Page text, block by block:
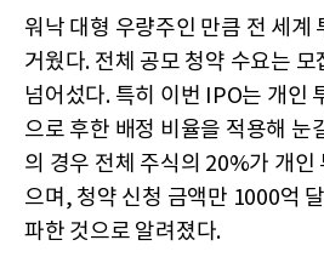
워낙 대형 우량주인 만큼 전 세계
거웠다. 전체 공모 청약 수요는
넘어섰다. 특히 이번 IPO는 개인
으로 후한 배정 비율을 적용해 눈
의 경우 전체 주식의 20%가 개인
으며, 청약 신청 금액만 1000억
파한 것으로 알려졌다.